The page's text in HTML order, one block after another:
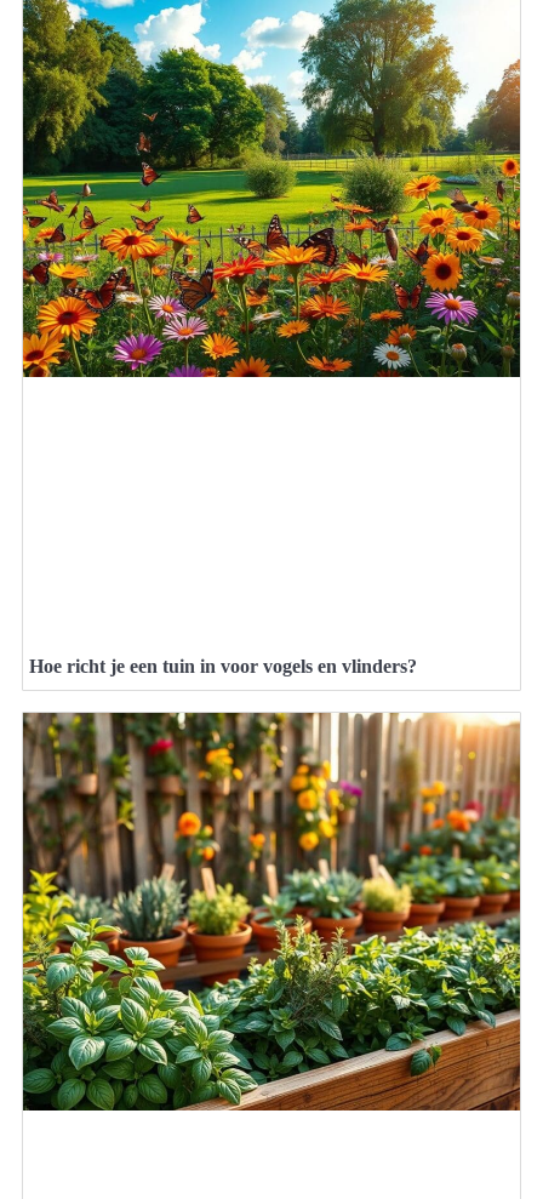
Hoe richt je een tuin in voor vogels en vlinders?